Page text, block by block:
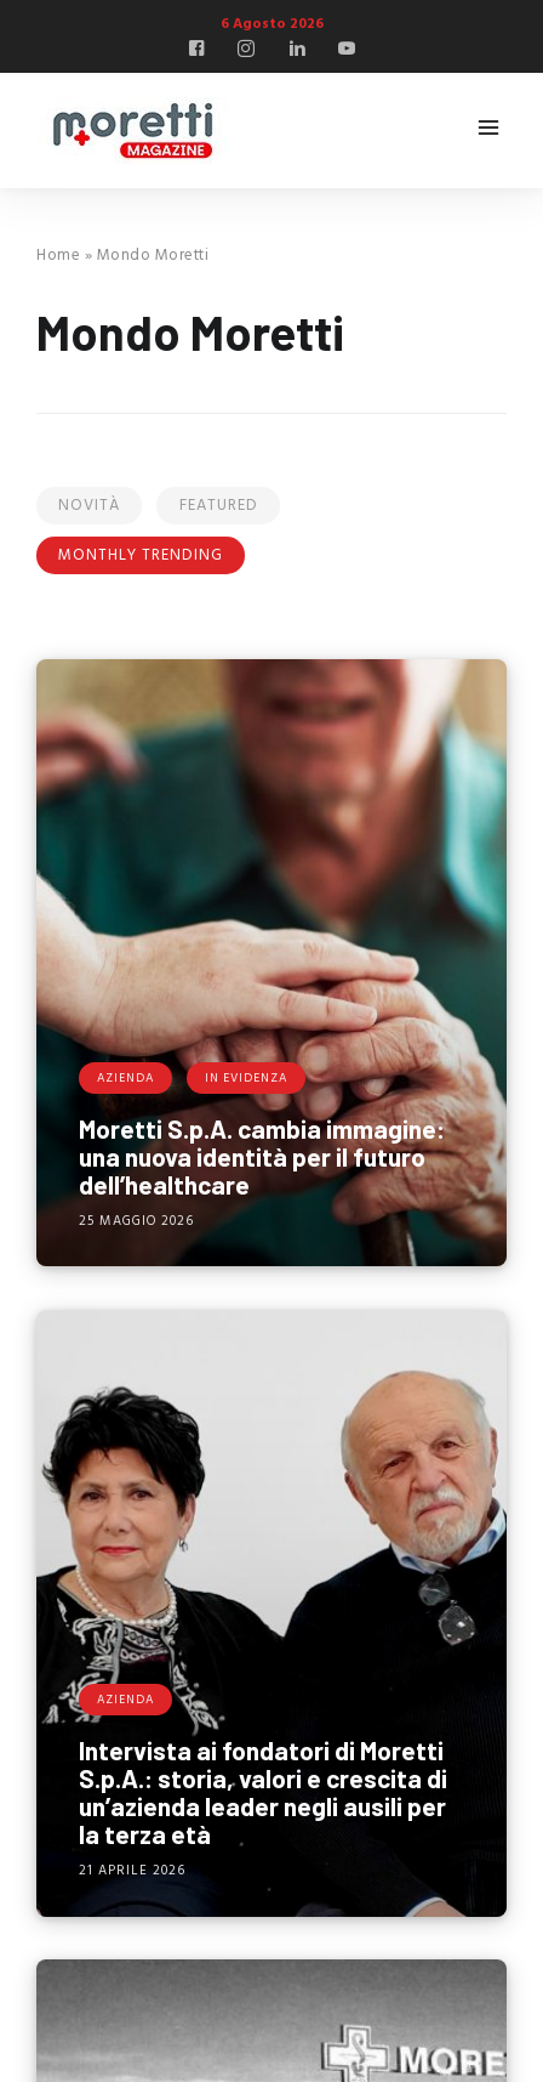
6 Agosto 2026
Home »Mondo Moretti
Mondo Moretti
NOVITÀ
FEATURED
MONTHLY TRENDING
AZIENDA IN EVIDENZA
Moretti S.p.A. cambia immagine:
una nuova identità per il futuro
dell’healthcare
25 MAGGIO 2026
AZIENDA
Intervista ai fondatori di Moretti
S.p.A.: storia, valori e crescita di
un’azienda leader negli ausili per
la terza età
21 APRILE 2026